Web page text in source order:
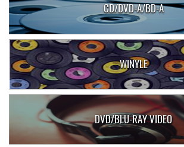
CD/DVD-A/BD-A
WINYLE
DVD/BLU-RAY VIDEO